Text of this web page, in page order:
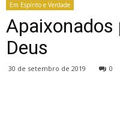
Em Espírito e Verdade
Apaixonados
Deus
30 de setembro de 2019 0